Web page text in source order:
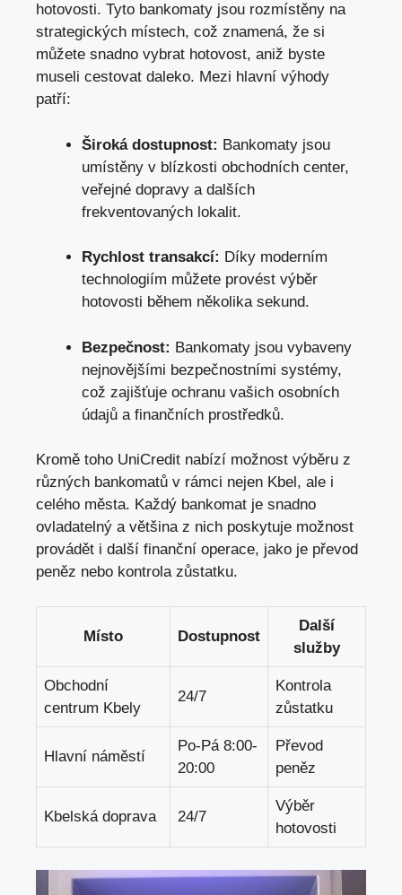
hotovosti. Tyto bankomaty jsou rozmístěny na
strategických místech, což znamená, že si
můžete snadno vybrat hotovost, aniž byste
museli cestovat daleko. Mezi hlavní výhody
patří:
Široká dostupnost: Bankomaty jsou
umístěny v blízkosti obchodních center,
veřejné dopravy a dalších
frekventovaných lokalit.
Rychlost transakcí: Díky moderním
technologiím můžete provést výběr
hotovosti během několika sekund.
Bezpečnost: Bankomaty jsou vybaveny
nejnovějšími bezpečnostními systémy,
což zajišťuje ochranu vašich osobních
údajů a finančních prostředků.
Kromě toho UniCredit nabízí možnost výběru z
různých bankomatů v rámci nejen Kbel, ale i
celého města. Každý bankomat je snadno
ovladatelný a většina z nich poskytuje možnost
provádět i další finanční operace, jako je převod
peněz nebo kontrola zůstatku.
Místo Dostupnost
Další
služby
Obchodní
centrum Kbely
24/7
Kontrola
zůstatku
Hlavní náměstí
Po-Pá 8:00-
20:00
Převod
peněz
Kbelská doprava 24/7
Výběr
hotovosti